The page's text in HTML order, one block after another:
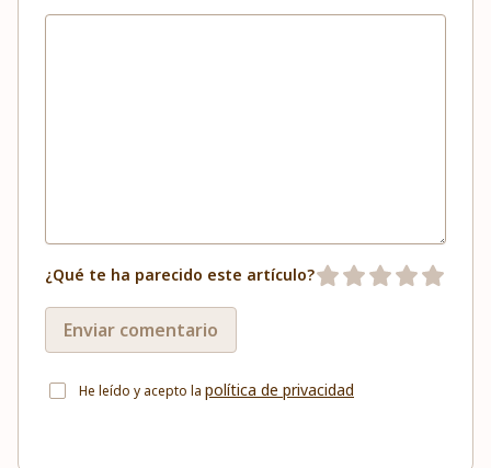
¿Qué te ha parecido este artículo?
Enviar comentario
He leído y acepto la política de privacidad